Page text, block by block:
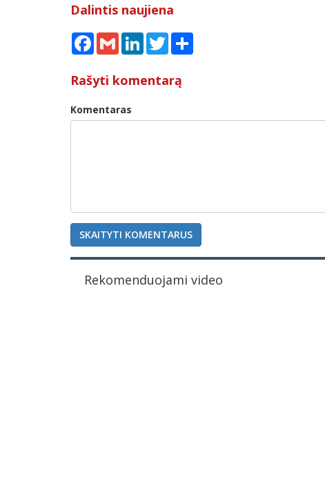
Dalintis naujiena
FacebookGmail LinkedInTwitter
Rašyti komentarą
Komentaras
SKAITYTI KOMENTARUS
Rekomenduojami video